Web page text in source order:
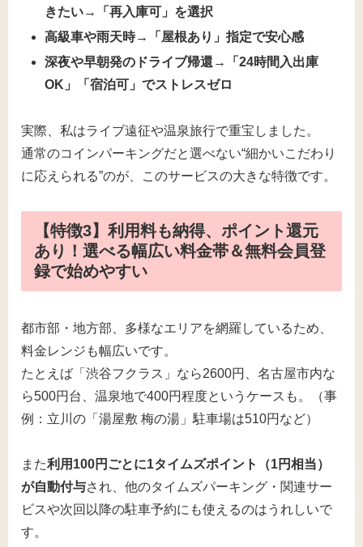
きたい→「再入庫可」を選択
高級車や雨天時→「屋根あり」指定で安心感
深夜や早朝発のドライブ帰還→「24時間入出庫
OK」「宿泊可」でストレスゼロ
実際、私はライブ遠征や温泉旅行で重宝しました。
通常のコインパーキングだと選べない“細かいこだわり
に応えられる”のが、このサービスの大きな特徴です。
【特徴3】利用料も納得、ポイント還元
あり！選べる幅広い料金帯＆無料会員登
録で始めやすい
都市部・地方部、多様なエリアを網羅しているため、
料金レンジも幅広いです。
たとえば「渋谷フクラス」なら2600円、名古屋市内な
ら500円台、温泉地で400円程度というケースも。（事
例：立川の「湯屋敷 梅の湯」駐車場は510円など）
また利用100円ごとに1タイムズポイント（1円相当）
が自動付与され、他のタイムズパーキング・関連サー
ビスや次回以降の駐車予約にも使えるのはうれしいで
す。